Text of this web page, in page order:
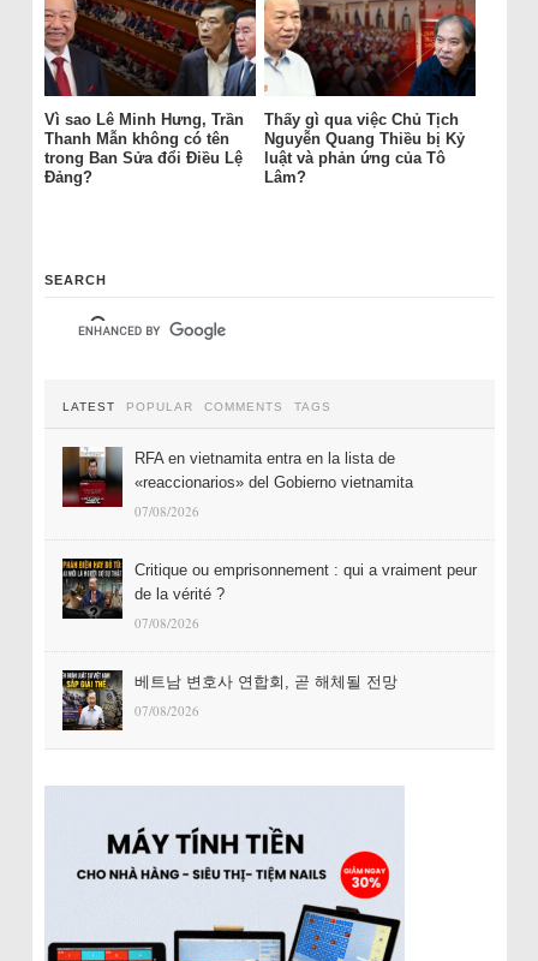
Vì sao Lê Minh Hưng, Trần
Thanh Mẫn không có tên
trong Ban Sửa đổi Điều Lệ
Đảng?
Thấy gì qua việc Chủ Tịch
Nguyễn Quang Thiều bị Kỷ
luật và phản ứng của Tô
Lâm?
SEARCH
LATEST POPULAR COMMENTS TAGS
RFA en vietnamita entra en la lista de
«reaccionarios» del Gobierno vietnamita
07/08/2026
Critique ou emprisonnement : qui a vraiment peur
de la vérité ?
07/08/2026
베트남 변호사 연합회, 곧 해체될 전망
07/08/2026